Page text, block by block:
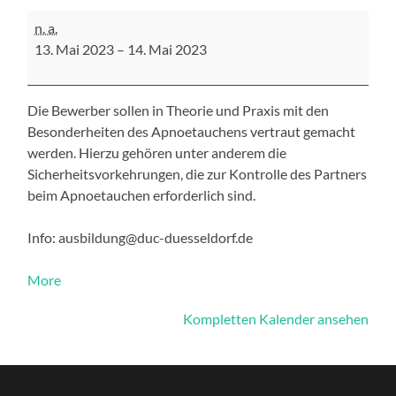
VDST
Apnoe
n. a.
13. Mai 2023 – 14. Mai 2023
Die Bewerber sollen in Theorie und Praxis mit den
Besonderheiten des Apnoetauchens vertraut gemacht
werden. Hierzu gehören unter anderem die
Sicherheitsvorkehrungen, die zur Kontrolle des Partners
beim Apnoetauchen erforderlich sind.
Info: ausbildung@duc-duesseldorf.de
Moreabout
Kompletten Kalender ansehen